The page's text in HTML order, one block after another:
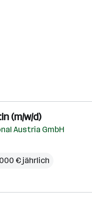
(m/w/d)
Austria GmbH
€ jährlich